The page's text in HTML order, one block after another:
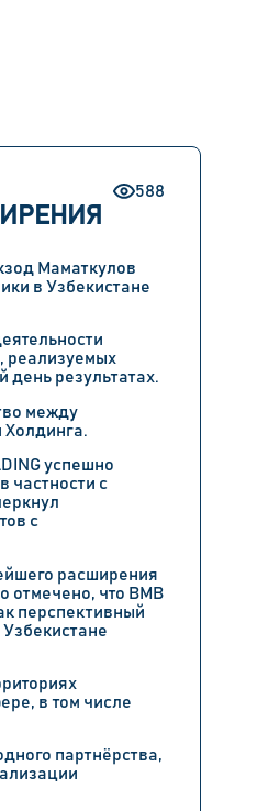
588
Маматкулов
в Узбекистане
реализуемых
день результатах.
между
Холдинга.
успешно
частности с
с
расширения
отмечено, что BMB
перспективный
в том числе
партнёрства,